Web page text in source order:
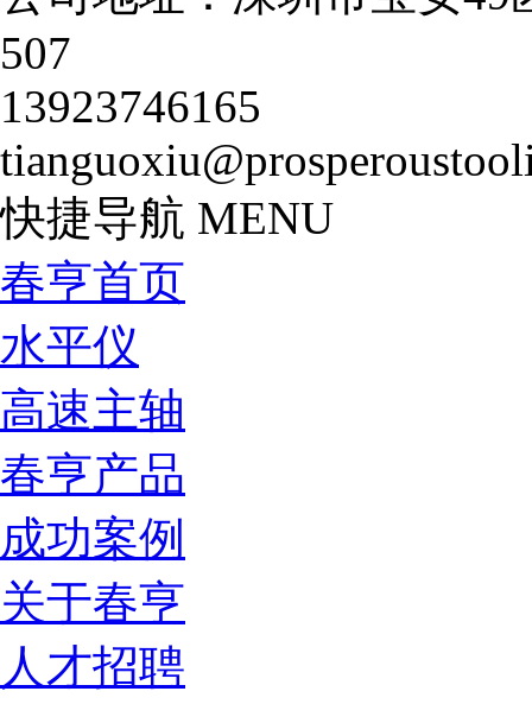
507
13923746165
快捷导航 MENU
春亨首页
水平仪
高速主轴
春亨产品
成功案例
关于春亨
人才招聘